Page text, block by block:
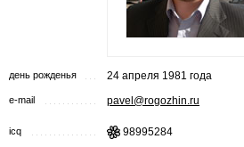
день рожденья 24 апреля 1981 года
e-mail pavel@rogozhin.ru
icq 98995284